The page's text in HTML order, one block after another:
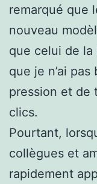
remarqué que
nouveau
que celui de
que je n’ai
pression et de
clics.
Pourtant,
collègues et
rapidement